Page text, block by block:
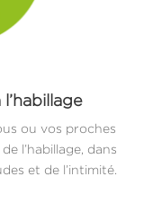
ou vos proches
l’habillage, dans
et de l’intimité.